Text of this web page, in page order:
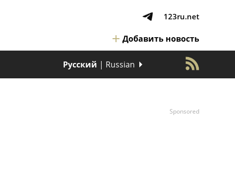
123ru.net
Добавить новость
Русский | Russian
Sponsored